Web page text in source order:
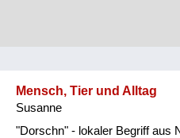
Mensch, Tier und Alltag
Susanne
"Dorschn" - lokaler Begriff aus